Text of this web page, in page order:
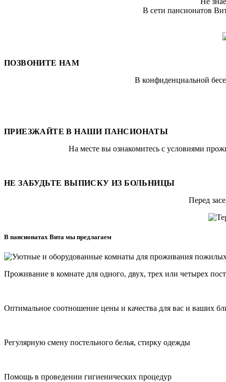
В сети пансионатов
ПОЗВОНИТЕ НАМ
В конфиденциальной
ПРИЕЗЖАЙТЕ В НАШИ ПАНСИОНАТЫ
На месте вы ознакомитесь с условиями
НЕ ЗАБУДЬТЕ ВЫПИСКУ ИЗ БОЛЬНИЦЫ
Перед
В пансионатах Вита мы предлагаем
Проживание в комнате для одного, двух, трех или четырех
Оптимальное соотношение цены и качества для вас и ваших
Регулярную смену постельного белья, стирку одежды
Помощь в проведении гигиенических процедур